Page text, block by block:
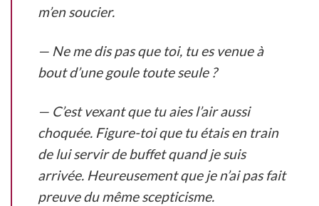
m’en soucier.
— Ne me dis pas que toi, tu es venue à
bout d’une goule toute seule ?
— C’est vexant que tu aies l’air aussi
choquée. Figure-toi que tu étais en train
de lui servir de buffet quand je suis
arrivée. Heureusement que je n’ai pas fait
preuve du même scepticisme.